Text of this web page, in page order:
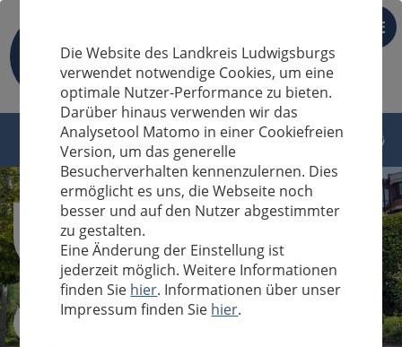
DE
Sucheingabe
Die Website des Landkreis Ludwigsburgs
verwendet notwendige Cookies, um eine
optimale Nutzer-Performance zu bieten.
Darüber hinaus verwenden wir das
Analysetool Matomo in einer Cookiefreien
Version, um das generelle
Besucherverhalten kennenzulernen. Dies
ermöglicht es uns, die Webseite noch
besser und auf den Nutzer abgestimmter
zu gestalten.
Eine Änderung der Einstellung ist
jederzeit möglich. Weitere Informationen
finden Sie hier. Informationen über unser
Impressum finden Sie hier.